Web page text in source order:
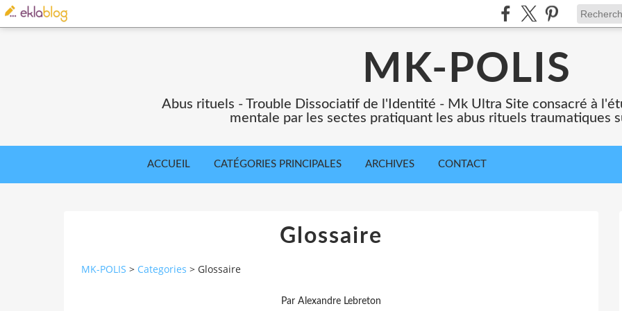
MK-POLIS
Abus rituels - Trouble Dissociatif de l'Identité - Mk Ultra Site consacré à
mentale par les sectes pratiquant les abus rituels traumatiques
ACCUEIL CATÉGORIES PRINCIPALES ARCHIVES CONTACT
Glossaire
MK-POLIS > Categories > Glossaire
Par Alexandre Lebreton